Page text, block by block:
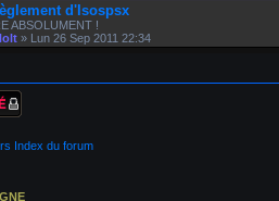
d'Isospsx
ABSOLUMENT !
» Lun 26 Sep 2011 22:34
Index du forum